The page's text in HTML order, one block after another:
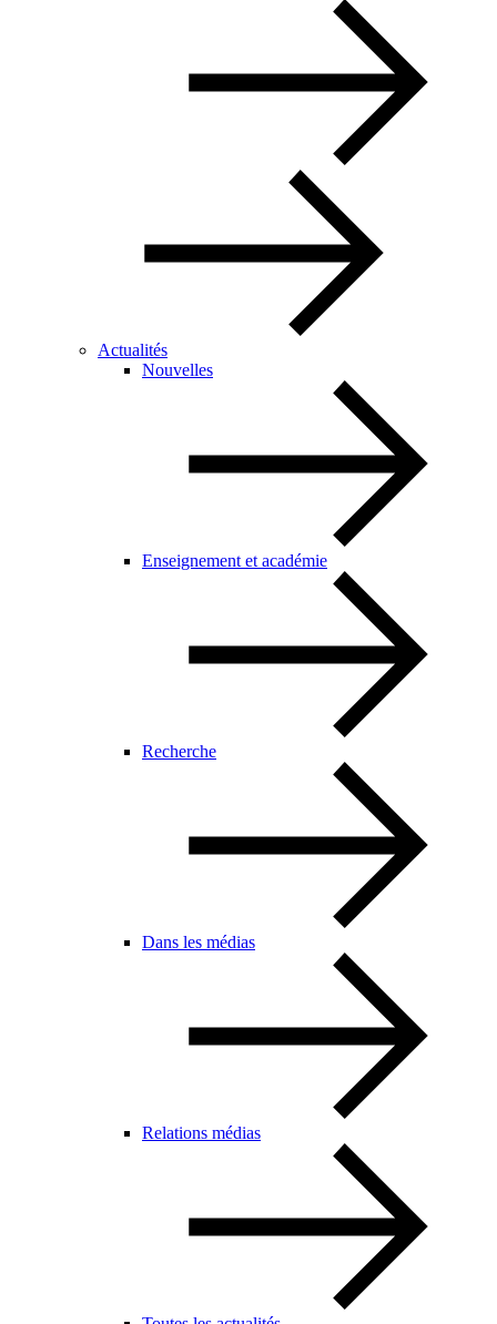
Actualités
Nouvelles
Enseignement et académie
Recherche
Dans les médias
Relations médias